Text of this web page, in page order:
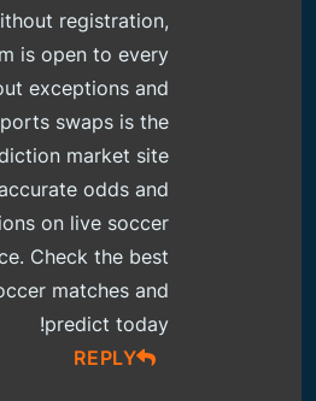
registration,
is open to every
exceptions and
swaps is the
market site
odds and
on live soccer
Check the best
matches and
predict today!
REPLY